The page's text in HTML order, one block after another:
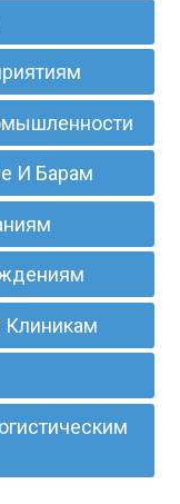
И Барам